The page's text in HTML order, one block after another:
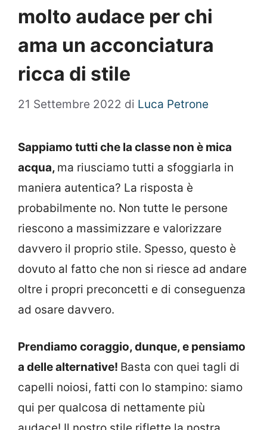
molto audace per chi
ama un acconciatura
ricca di stile
21 Settembre 2022 di Luca Petrone
Sappiamo tutti che la classe non è mica
acqua, ma riusciamo tutti a sfoggiarla in
maniera autentica? La risposta è
probabilmente no. Non tutte le persone
riescono a massimizzare e valorizzare
davvero il proprio stile. Spesso, questo è
dovuto al fatto che non si riesce ad andare
oltre i propri preconcetti e di conseguenza
ad osare davvero.
Prendiamo coraggio, dunque, e pensiamo
a delle alternative! Basta con quei tagli di
capelli noiosi, fatti con lo stampino: siamo
qui per qualcosa di nettamente più